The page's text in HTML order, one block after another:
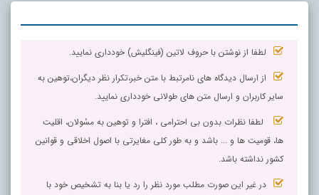
لطفا از نوشتن با حروف لاتین (فینگلیش) خودداری نمایید.
از ارسال دیدگاه های نامرتبط با متن خبر،تکرار نظر دیگران،توهین به
سایر کاربران و ارسال متن های طولانی خودداری نمایید.
لطفا نظرات بدون بی احترامی ، افترا و توهین به مسٔولان، اقلیت
ها، قومیت ها و ... باشد و به طور کلی مغایرتی با اصول اخلاقی و قوانین
کشور نداشته باشد.
در غیر این صورت مطلب مورد نظر را رد یا بنا به تشخیص خود با